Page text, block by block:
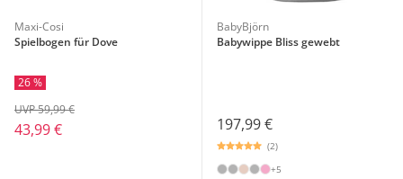
Maxi-Cosi
Spielbogen für Dove
26 %
43,99 €
UVP 59,99 €
BabyBjörn
Babywippe Bliss gewebt
197,99 €
(2)
+5